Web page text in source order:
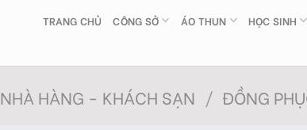
TRANG CHỦ CÔNG SỞ ÁO THUN HỌC SINH
NHÀ HÀNG - KHÁCH SẠN / ĐỒNG